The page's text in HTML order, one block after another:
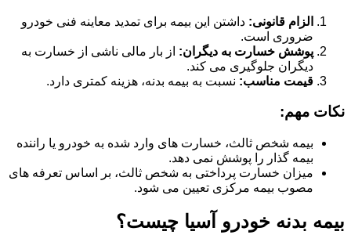
الزام قانونی: داشتن این بیمه برای تمدید معاینه فنی خودرو
ضروری است.
پوشش خسارت به دیگران: از بار مالی ناشی از خسارت به
دیگران جلوگیری می کند.
قیمت مناسب: نسبت به بیمه بدنه، هزینه کمتری دارد.
نکات مهم:
بیمه شخص ثالث، خسارت های وارد شده به خودرو یا راننده
بیمه گذار را پوشش نمی دهد.
میزان خسارت پرداختی به شخص ثالث، بر اساس تعرفه های
مصوب بیمه مرکزی تعیین می شود.
بیمه بدنه خودرو آسیا چیست؟